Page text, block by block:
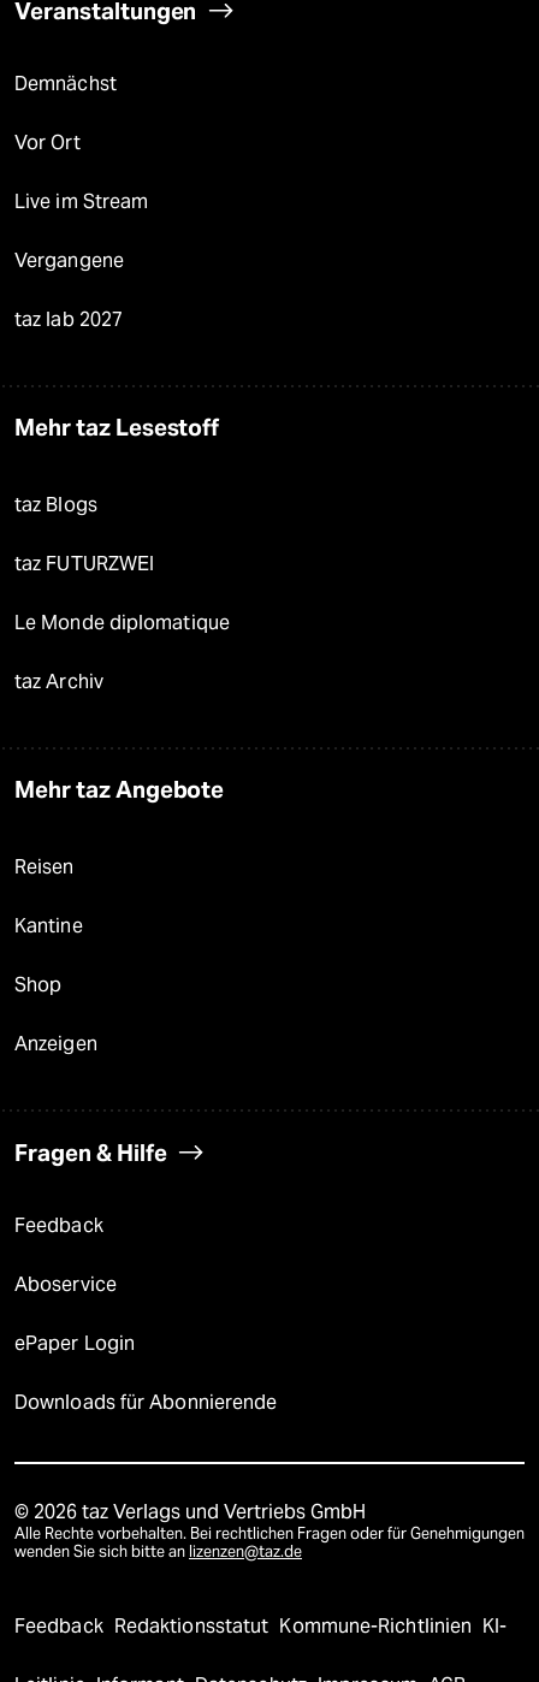
Veranstaltungen
Demnächst
Vor Ort
Live im Stream
Vergangene
taz lab 2027
Mehr taz Lesestoff
taz Blogs
taz FUTURZWEI
Le Monde diplomatique
taz Archiv
Mehr taz Angebote
Reisen
Kantine
Shop
Anzeigen
Fragen & Hilfe
Feedback
Aboservice
ePaper Login
Downloads für Abonnierende
© 2026 taz Verlags und Vertriebs GmbH
Alle Rechte vorbehalten. Bei rechtlichen Fragen oder für Genehmigungen
wenden Sie sich bitte an lizenzen@taz.de
Feedback Redaktionsstatut Kommune-Richtlinien KI-